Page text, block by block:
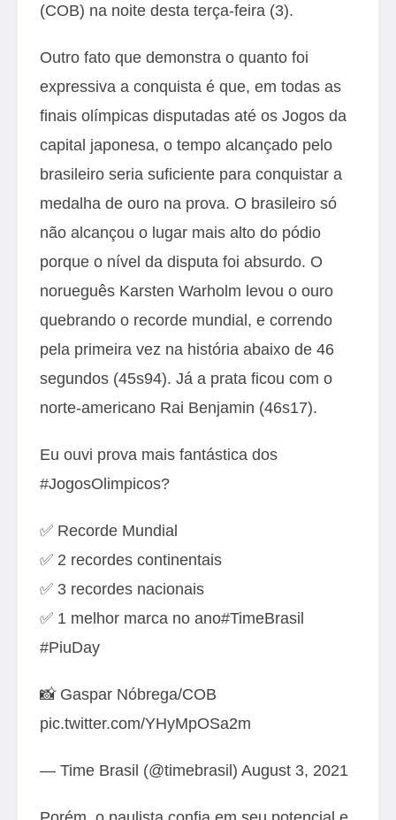
(COB) na noite desta terça-feira (3).
Outro fato que demonstra o quanto foi
expressiva a conquista é que, em todas as
finais olímpicas disputadas até os Jogos da
capital japonesa, o tempo alcançado pelo
brasileiro seria suficiente para conquistar a
medalha de ouro na prova. O brasileiro só
não alcançou o lugar mais alto do pódio
porque o nível da disputa foi absurdo. O
norueguês Karsten Warholm levou o ouro
quebrando o recorde mundial, e correndo
pela primeira vez na história abaixo de 46
segundos (45s94). Já a prata ficou com o
norte-americano Rai Benjamin (46s17).
Eu ouvi prova mais fantástica dos
#JogosOlimpicos?
✅ Recorde Mundial
✅ 2 recordes continentais
✅ 3 recordes nacionais
✅ 1 melhor marca no ano#TimeBrasil
#PiuDay
📸 Gaspar Nóbrega/COB
pic.twitter.com/YHyMpOSa2m
— Time Brasil (@timebrasil) August 3, 2021